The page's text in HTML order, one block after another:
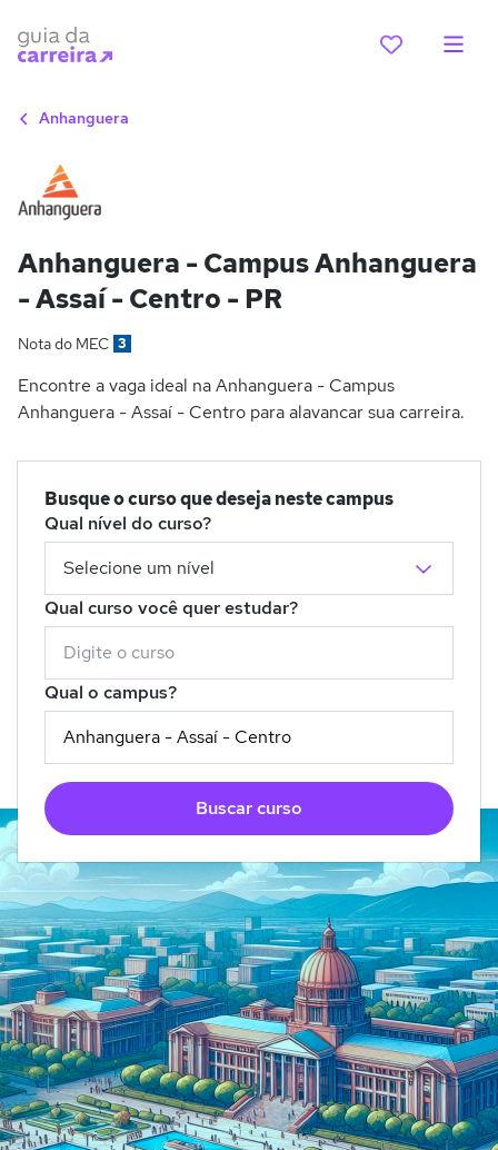
Anhanguera
Anhanguera - Campus Anhanguera
- Assaí - Centro - PR
Nota do MEC 3
Encontre a vaga ideal na Anhanguera - Campus
Anhanguera - Assaí - Centro para alavancar sua carreira.
Busque o curso que deseja neste campus
Qual nível do curso?
Qual curso você quer estudar?
Qual o campus?
Buscar curso